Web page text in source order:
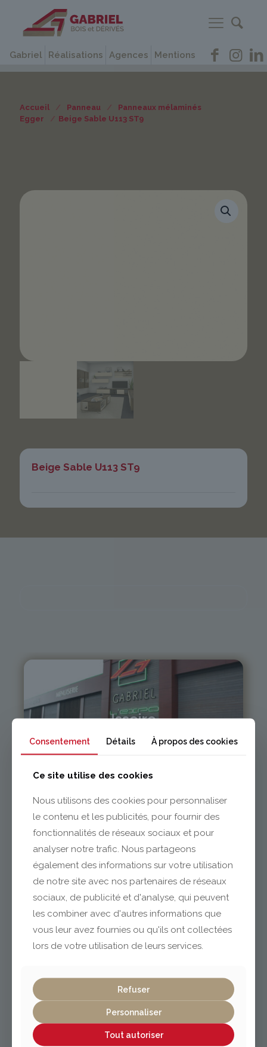
Gabriel Réalisations Agences Mentions
Accueil / Panneau /
Panneaux mélaminés
Egger
/ Beige Sable U113 ST9
Beige Sable U113 ST9
Issoire
Clermont-Ferrand
04 73 42 18 38
lexpo@gabriel-sa.fr
Vichy / Cusset
04 70 97 56 39
cusset@gabriel-sa.fr
Consentement Détails À propos des cookies
Ce site utilise des cookies
Nous utilisons des cookies pour personnaliser
le contenu et les publicités, pour fournir des
fonctionnalités de réseaux sociaux et pour
analyser notre trafic. Nous partageons
également des informations sur votre utilisation
de notre site avec nos partenaires de réseaux
sociaux, de publicité et d'analyse, qui peuvent
les combiner avec d'autres informations que
vous leur avez fournies ou qu'ils ont collectées
lors de votre utilisation de leurs services.
Refuser
Personnaliser
Tout autoriser